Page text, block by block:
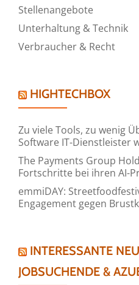
Stellenangebote
Unterhaltung & Technik
Verbraucher & Recht
HIGHTECHBOX
Zu viele Tools, zu wenig
Software IT-Dienstleister
The Payments Group
Fortschritte bei ihren AI-
emmiDAY:
Engagement gegen
INTERESSANTE
JOBSUCHENDE &